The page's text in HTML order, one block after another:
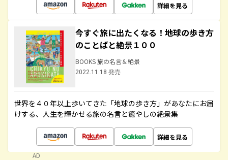
詳細を見る
今すぐ旅に出たくなる！地球の歩き方
のことばと絶景１００
BOOKS 旅の名言＆絶景
2022.11.18 発売
世界を４０年以上歩いてきた「地球の歩き方」があなたにお届
けする、人生を輝かせる旅の名言と癒やしの絶景集
詳細を見る
AD